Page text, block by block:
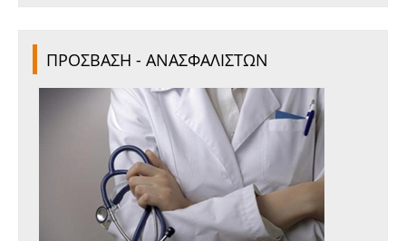
ΠΡΟΣΒΑΣΗ - ΑΝΑΣΦΑΛΙΣΤΩΝ